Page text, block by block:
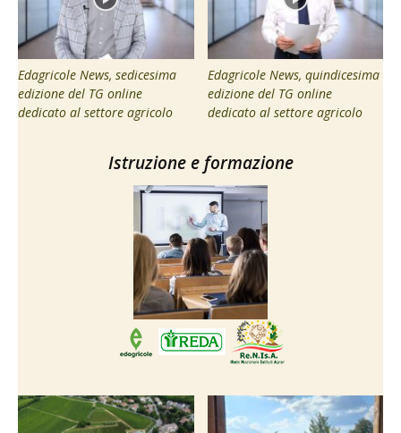
Edagricole News, sedicesima
edizione del TG online
dedicato al settore agricolo
Edagricole News, quindicesima
edizione del TG online
dedicato al settore agricolo
Istruzione e formazione